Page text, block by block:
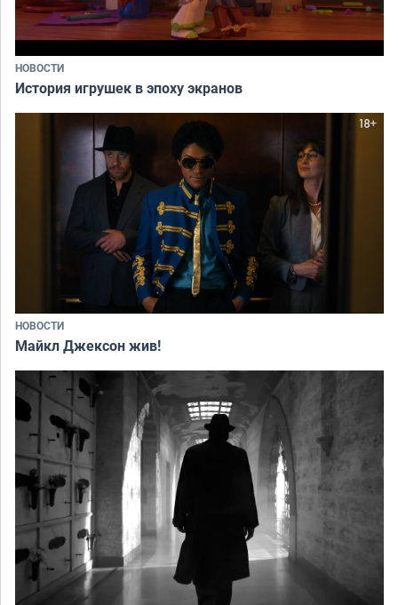
НОВОСТИ
История игрушек в эпоху экранов
НОВОСТИ
Майкл Джексон жив!